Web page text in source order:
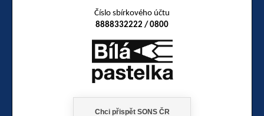
Číslo sbírkového účtu
8888332222 / 0800